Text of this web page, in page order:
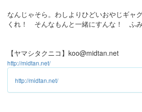
なんじゃそら。わしよりひどいおやじギ
くれ！ そんなもんと一緒にすんな！ ふみ
【ヤマシタクニコ】koo@midtan.net
http://midtan.net/
http://midtan.net/